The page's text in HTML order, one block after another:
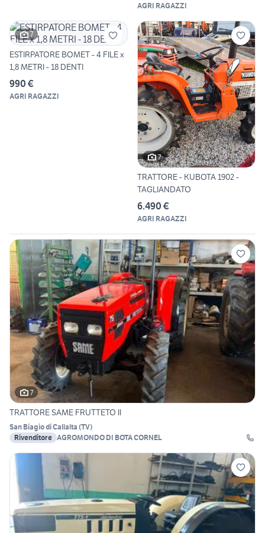
AGRI RAGAZZI
7
ESTIRPATORE BOMET - 4 FILE x
1,8 METRI - 18 DENTI
990 €
AGRI RAGAZZI
7
TRATTORE - KUBOTA 1902 -
TAGLIANDATO
6.490 €
AGRI RAGAZZI
7
TRATTORE SAME FRUTTETO II
San Biagio di Callalta (TV)
Rivenditore AGROMONDO DI BOTA CORNEL